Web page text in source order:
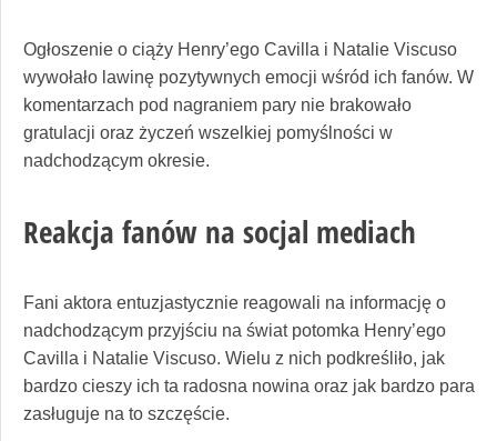
Ogłoszenie o ciąży Henry’ego Cavilla i Natalie Viscuso
wywołało lawinę pozytywnych emocji wśród ich fanów. W
komentarzach pod nagraniem pary nie brakowało
gratulacji oraz życzeń wszelkiej pomyślności w
nadchodzącym okresie.
Reakcja fanów na socjal mediach
Fani aktora entuzjastycznie reagowali na informację o
nadchodzącym przyjściu na świat potomka Henry’ego
Cavilla i Natalie Viscuso. Wielu z nich podkreśliło, jak
bardzo cieszy ich ta radosna nowina oraz jak bardzo para
zasługuje na to szczęście.